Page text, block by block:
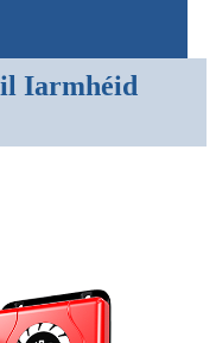
Iarmhéid